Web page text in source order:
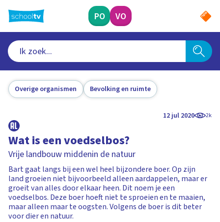
naar
hoofdinhoud
PO VO
Overige organismen Bevolking en ruimte
12 jul 2020 2k
Wat is een voedselbos?
Vrije landbouw middenin de natuur
Bart gaat langs bij een wel heel bijzondere boer. Op zijn
land groeien niet bijvoorbeeld alleen aardappelen, maar er
groeit van alles door elkaar heen. Dit noem je een
voedselbos. Deze boer hoeft niet te sproeien en te maaien,
maar alleen maar te oogsten. Volgens de boer is dit beter
voor dier en natuur.